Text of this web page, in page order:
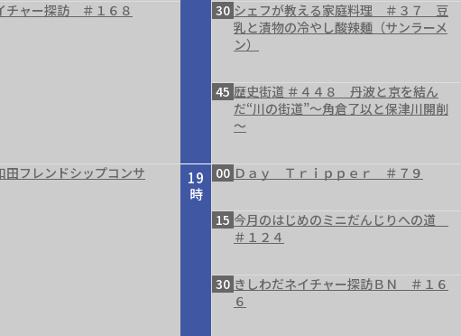
チャー探訪 ＃１６８
田フレンドシップコンサ
19
時
30 シェフが教える家庭料理 ＃３７ 豆
乳と漬物の冷やし酸辣麺（サンラーメ
ン）
45 歴史街道 ＃４４８ 丹波と京を結ん
だ“川の街道”～角倉了以と保津川開削
～
00 Ｄａｙ Ｔｒｉｐｐｅｒ ＃７９
15 今月のはじめのミニだんじりへの道
＃１２４
30 きしわだネイチャー探訪ＢＮ ＃１６
６